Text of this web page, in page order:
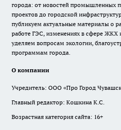
города: от новостей промышленных
проектов до городской
публикуем актуальные материалы о
работе ГЭС, изменениях в сфере ЖКХ
уделяем вопросам экологии,
программам города.
О компании
Учредитель: ООО «Про Город
Главный редактор: Кошкина К.С.
Возрастная категория сайта: 16+